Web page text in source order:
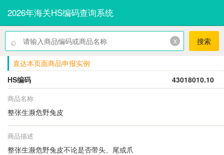
2026年海关HS编码查询系统
⌕ x 搜索
直达本页面商品申报实例
HS编码
43018010.10
商品名称
整张生濒危野兔皮
商品描述
整张生濒危野兔皮不论是否带头、尾或爪